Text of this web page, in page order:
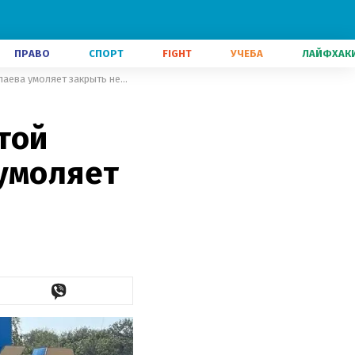
ПРАВО СПОРТ FIGHT УЧЕБА
Помогите Украине победить в этой страшной войне, – Подкопаева умоляет закрыть небо над Украиной